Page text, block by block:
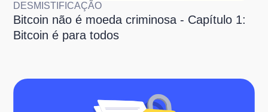
DESMISTIFICAÇÃO
Bitcoin não é moeda criminosa - Capítulo 1:
Bitcoin é para todos